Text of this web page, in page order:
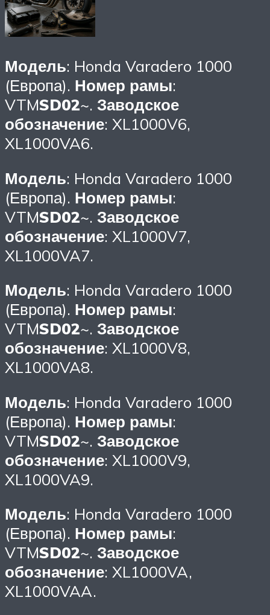
Модель: Honda Varadero 1000
(Европа). Номер рамы:
VTMSD02~. Заводское
обозначение: XL1000V6,
XL1000VA6.
Модель: Honda Varadero 1000
(Европа). Номер рамы:
VTMSD02~. Заводское
обозначение: XL1000V7,
XL1000VA7.
Модель: Honda Varadero 1000
(Европа). Номер рамы:
VTMSD02~. Заводское
обозначение: XL1000V8,
XL1000VA8.
Модель: Honda Varadero 1000
(Европа). Номер рамы:
VTMSD02~. Заводское
обозначение: XL1000V9,
XL1000VA9.
Модель: Honda Varadero 1000
(Европа). Номер рамы:
VTMSD02~. Заводское
обозначение: XL1000VA,
XL1000VAA.